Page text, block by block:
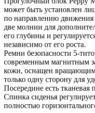
может быть установлен
по направлению
две молнии для
его глубины и
независимо от его роста.
Ремни безопасности 5-
современным магнитным
кожи, оснащен
только одну сторону для
Посередине есть
Спинка сиденья
полностью